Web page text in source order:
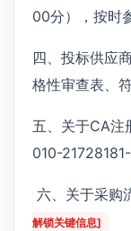
00分），按时
四、投标供应
格性审查表、
五、关于CA注
010-
六、关于采购
解锁关键信息]